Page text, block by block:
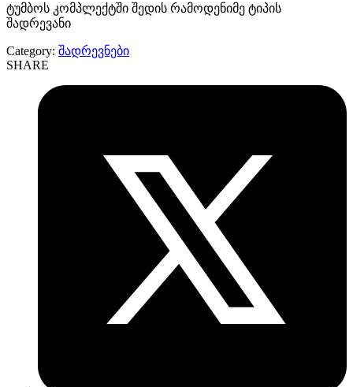
ტუმბოს კომპლექტში შედის რამოდენიმე ტიპის
შადრევანი
Category: შადრევნები
SHARE